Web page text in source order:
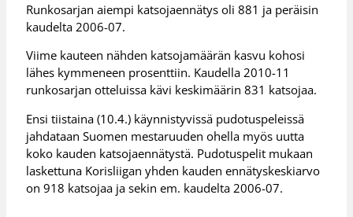
Runkosarjan aiempi katsojaennätys oli 881 ja peräisin
kaudelta 2006-07.
Viime kauteen nähden katsojamäärän kasvu kohosi
lähes kymmeneen prosenttiin. Kaudella 2010-11
runkosarjan otteluissa kävi keskimäärin 831 katsojaa.
Ensi tiistaina (10.4.) käynnistyvissä pudotuspeleissä
jahdataan Suomen mestaruuden ohella myös uutta
koko kauden katsojaennätystä. Pudotuspelit mukaan
laskettuna Korisliigan yhden kauden ennätyskeskiarvo
on 918 katsojaa ja sekin em. kaudelta 2006-07.